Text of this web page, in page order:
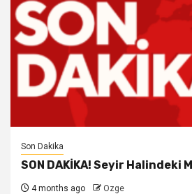
Son Dakika
SON DAKİKA! Seyir Halindeki
4 months ago Ozge